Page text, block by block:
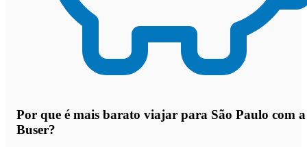
Por que é mais barato viajar para São Paulo com a
Buser?